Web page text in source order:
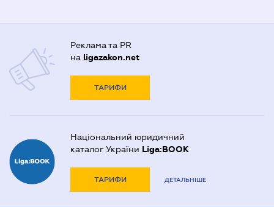
Реклама та PR
на ligazakon.net
ТАРИФИ
Національний юридичний
каталог України Liga:BOOK
ТАРИФИ ДЕТАЛЬНІШЕ